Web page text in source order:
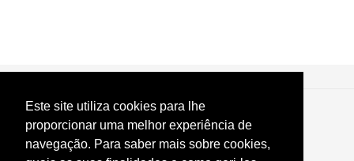
Este site utiliza cookies para lhe
proporcionar uma melhor experiência de
navegação. Para saber mais sobre cookies,
Área reservada a profissionais
Política de Privacidade|Termos e Condições| Política de cookies
Livro de Reclamações